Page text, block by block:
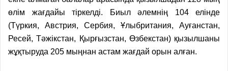
өлім жағдайы тіркелді. Биыл әлемнің 104 елінде
(Түркия, Австрия, Сербия, Ұлыбритания, Ауғанстан,
Ресей, Тәжікстан, Қырғызстан, Өзбекстан) қызылшаны
жұқтыруда 205 мыңнан астам жағдай орын алған.